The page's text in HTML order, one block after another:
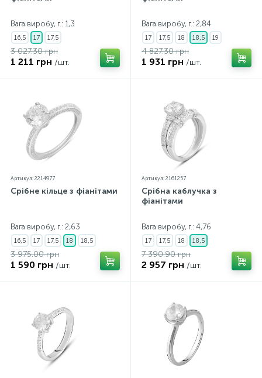
Вага виробу, г.: 1,3
16,5 17 17,5
3 027.30 грн
1 211 грн /шт.
Вага виробу, г.: 2,84
17 17,5 18 18,5 19
4 827.30 грн
1 931 грн /шт.
Артикул: 2214977
Срібне кільце з фіанітами
Вага виробу, г.: 2,63
16,5 17 17,5 18 18,5
3 975.00 грн
1 590 грн /шт.
Артикул: 2161257
Срібна каблучка з
фіанітами
Вага виробу, г.: 4,76
17 17,5 18 18,5
7 390.90 грн
2 957 грн /шт.
Про насСрібні ланцюжки
Срібні сувеніри
Золоті ланцюги